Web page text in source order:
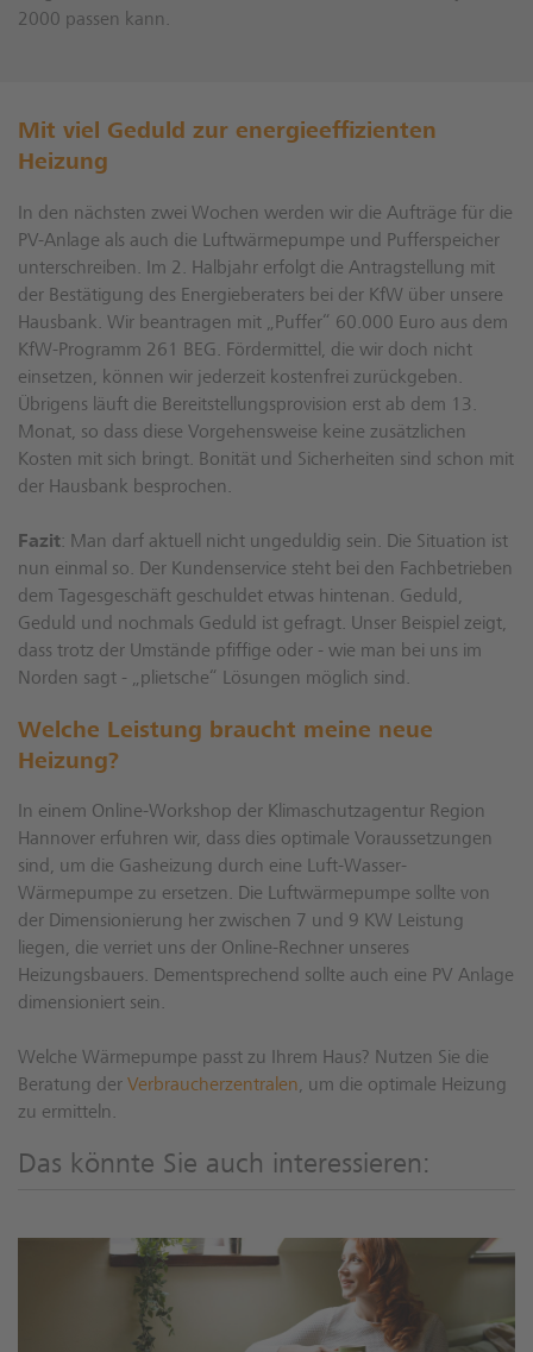
2000 passen kann.
Mit viel Geduld zur energieeffizienten
Heizung
In den nächsten zwei Wochen werden wir die Aufträge für die
PV-Anlage als auch die Luftwärmepumpe und Pufferspeicher
unterschreiben. Im 2. Halbjahr erfolgt die Antragstellung mit
der Bestätigung des Energieberaters bei der KfW über unsere
Hausbank. Wir beantragen mit „Puffer“ 60.000 Euro aus dem
KfW-Programm 261 BEG. Fördermittel, die wir doch nicht
einsetzen, können wir jederzeit kostenfrei zurückgeben.
Übrigens läuft die Bereitstellungsprovision erst ab dem 13.
Monat, so dass diese Vorgehensweise keine zusätzlichen
Kosten mit sich bringt. Bonität und Sicherheiten sind schon mit
der Hausbank besprochen.
Fazit: Man darf aktuell nicht ungeduldig sein. Die Situation ist
nun einmal so. Der Kundenservice steht bei den Fachbetrieben
dem Tagesgeschäft geschuldet etwas hintenan. Geduld,
Geduld und nochmals Geduld ist gefragt. Unser Beispiel zeigt,
dass trotz der Umstände pfiffige oder - wie man bei uns im
Norden sagt - „plietsche“ Lösungen möglich sind.
Welche Leistung braucht meine neue
Heizung?
In einem Online-Workshop der Klimaschutzagentur Region
Hannover erfuhren wir, dass dies optimale Voraussetzungen
sind, um die Gasheizung durch eine Luft-Wasser-
Wärmepumpe zu ersetzen. Die Luftwärmepumpe sollte von
der Dimensionierung her zwischen 7 und 9 KW Leistung
liegen, die verriet uns der Online-Rechner unseres
Heizungsbauers. Dementsprechend sollte auch eine PV Anlage
dimensioniert sein.
Welche Wärmepumpe passt zu Ihrem Haus? Nutzen Sie die
Beratung der Verbraucherzentralen, um die optimale Heizung
zu ermitteln.
Das könnte Sie auch interessieren: